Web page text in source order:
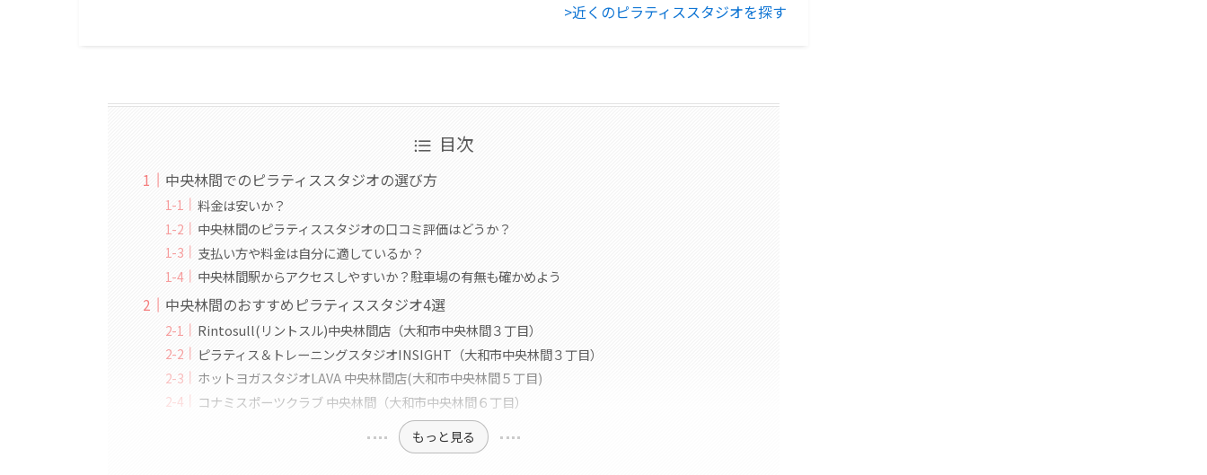
>近くのピラティススタジオを探す
目次
中央林間でのピラティススタジオの選び方
料金は安いか？
中央林間のピラティススタジオの口コミ評価はどうか？
支払い方や料金は自分に適しているか？
中央林間駅からアクセスしやすいか？駐車場の有無も確かめよう
中央林間のおすすめピラティススタジオ4選
Rintosull(リントスル)中央林間店（大和市中央林間３丁目）
ピラティス＆トレーニングスタジオINSIGHT（大和市中央林間３丁目）
ホットヨガスタジオLAVA 中央林間店(大和市中央林間５丁目)
コナミスポーツクラブ 中央林間（大和市中央林間６丁目）
もっと見る